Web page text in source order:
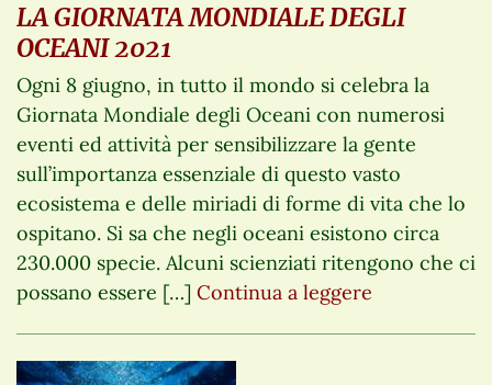
LA GIORNATA MONDIALE DEGLI
OCEANI 2021
Ogni 8 giugno, in tutto il mondo si celebra la
Giornata Mondiale degli Oceani con numerosi
eventi ed attività per sensibilizzare la gente
sull’importanza essenziale di questo vasto
ecosistema e delle miriadi di forme di vita che lo
ospitano. Si sa che negli oceani esistono circa
230.000 specie. Alcuni scienziati ritengono che ci
possano essere […] Continua a leggere